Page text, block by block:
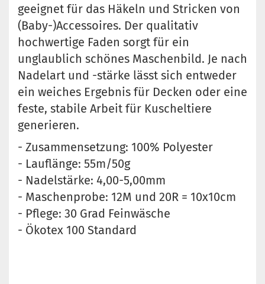
geeignet für das Häkeln und Stricken von
(Baby-)Accessoires. Der qualitativ
hochwertige Faden sorgt für ein
unglaublich schönes Maschenbild. Je nach
Nadelart und -stärke lässt sich entweder
ein weiches Ergebnis für Decken oder eine
feste, stabile Arbeit für Kuscheltiere
generieren.
- Zusammensetzung: 100% Polyester
- Lauflänge: 55m/50g
- Nadelstärke: 4,00-5,00mm
- Maschenprobe: 12M und 20R = 10x10cm
- Pflege: 30 Grad Feinwäsche
- Ökotex 100 Standard